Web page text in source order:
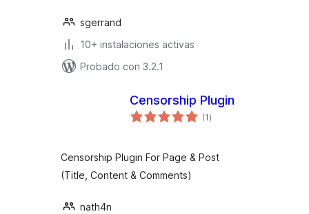
sgerrand
10+ instalaciones activas
Probado con 3.2.1
Censorship Plugin
(1total
de
)
Censorship Plugin For Page & Post
(Title, Content & Comments)
nath4n